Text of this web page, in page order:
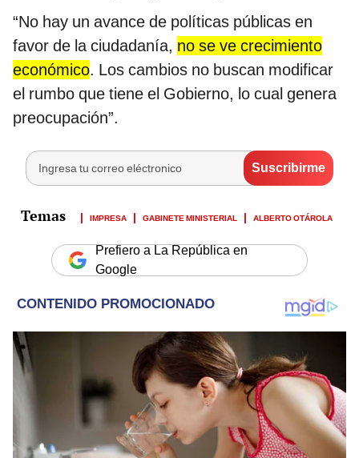
“No hay un avance de políticas públicas en
favor de la ciudadanía, no se ve crecimiento
económico. Los cambios no buscan modificar
el rumbo que tiene el Gobierno, lo cual genera
preocupación”.
IMPRESA GABINETE MINISTERIAL ALBERTO OTÁROLA
Prefiero a La República en
Google